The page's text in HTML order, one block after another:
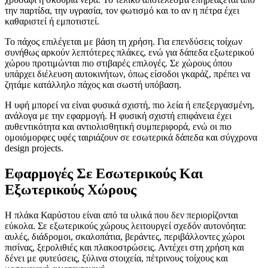
την παρτίδα, την υγρασία, τον φωτισμό και το αν η πέτρα έχει
καθαριστεί ή εμποτιστεί.
Το πάχος επιλέγεται με βάση τη χρήση. Για επενδύσεις τοίχων
συνήθως αρκούν λεπτότερες πλάκες, ενώ για δάπεδα εξωτερικού
χώρου προτιμώνται πιο στιβαρές επιλογές. Σε χώρους όπου
υπάρχει διέλευση αυτοκινήτων, όπως είσοδοι γκαράζ, πρέπει να
ζητάμε κατάλληλο πάχος και σωστή υπόβαση.
Η υφή μπορεί να είναι φυσικά σχιστή, πιο λεία ή επεξεργασμένη,
ανάλογα με την εφαρμογή. Η φυσική σχιστή επιφάνεια έχει
αυθεντικότητα και αντιολισθητική συμπεριφορά, ενώ οι πιο
ομοιόμορφες υφές ταιριάζουν σε εσωτερικά δάπεδα και σύγχρονα
design projects.
Εφαρμογές Σε Εσωτερικούς Και
Εξωτερικούς Χώρους
Η πλάκα Καρύστου είναι από τα υλικά που δεν περιορίζονται
εύκολα. Σε εξωτερικούς χώρους λειτουργεί σχεδόν αυτονόητα:
αυλές, διάδρομοι, σκαλοπάτια, βεράντες, περιβάλλοντες χώροι
πισίνας, ξερολιθιές και πλακοστρώσεις. Αντέχει στη χρήση και
δένει με φυτεύσεις, ξύλινα στοιχεία, πέτρινους τοίχους και